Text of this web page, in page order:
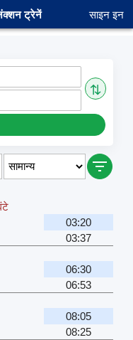
ट्रेनें साइन इन
⇅
03:20
03:37
06:30
06:53
08:05
08:25